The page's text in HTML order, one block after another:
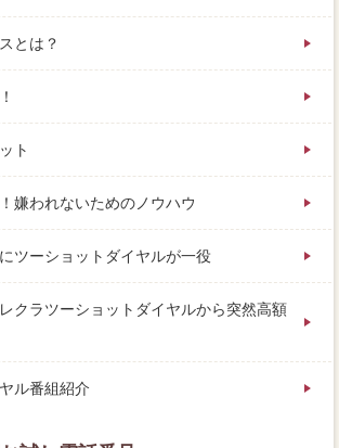
とは？
ト
嫌われないためのノウハウ
ツーショットダイヤルが一役
クラツーショットダイヤルから突然高額
ル番組紹介